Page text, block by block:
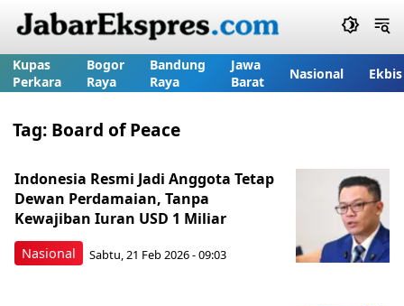
Kupas
Perkara
Bogor
Raya
Bandung
Raya
Jawa
Barat
Nasional Ekbis
Tag: Board of Peace
Nasional
Indonesia Resmi Jadi Anggota Tetap
Dewan Perdamaian, Tanpa
Kewajiban Iuran USD 1 Miliar
Sabtu, 21 Feb 2026 - 09:03